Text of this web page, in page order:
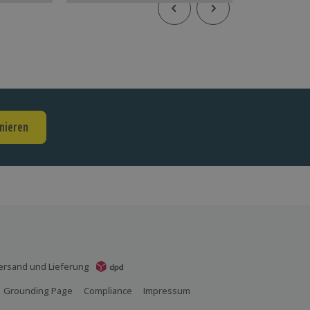
und Lieferung
Grounding Page Compliance Impressum